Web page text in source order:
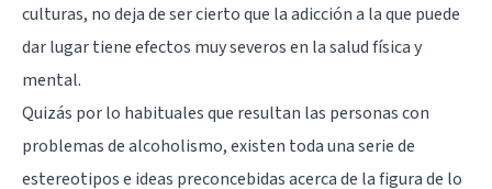
culturas, no deja de ser cierto que la adicción a la que puede
dar lugar tiene efectos muy severos en la salud física y
mental.
Quizás por lo habituales que resultan las personas con
problemas de alcoholismo, existen toda una serie de
estereotipos e ideas preconcebidas acerca de la figura de lo